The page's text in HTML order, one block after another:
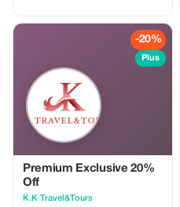
-20%
Plus
Premium Exclusive 20%
Off
K.K Travel&Tours